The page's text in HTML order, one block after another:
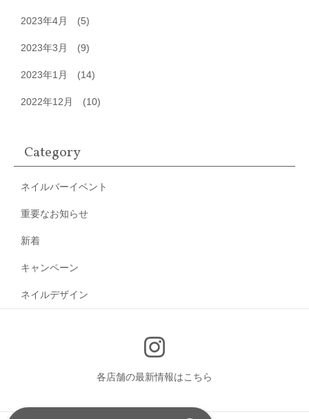
2023年4月 (5)
2023年3月 (9)
2023年1月 (14)
2022年12月 (10)
Category
ネイルバーイベント
重要なお知らせ
新着
キャンペーン
ネイルデザイン
各店舗の最新情報はこちら